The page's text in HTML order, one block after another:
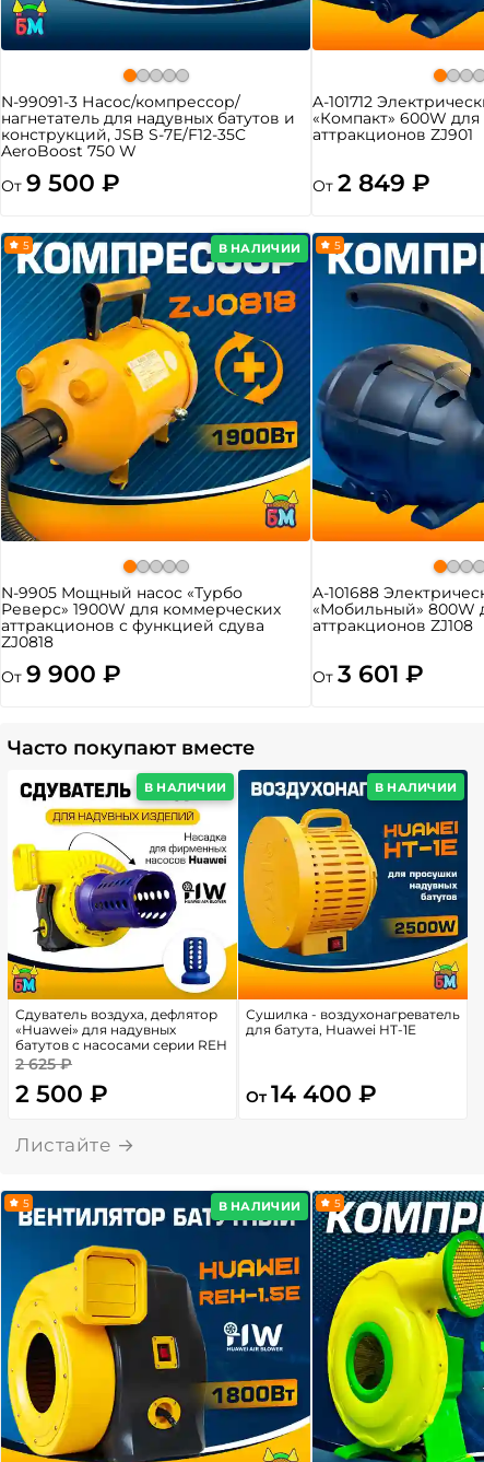
N-99091-3 Насос/компрессор/
нагнетатель для надувных батутов и
конструкций, JSB S-7E/F12-35C
AeroBoost 750 W
От 9 500 ₽
A-101712
«Компакт» 600W
аттракционов ZJ901
От 2 849 ₽
В НАЛИЧИИ
5
N-9905 Мощный насос «Турбо
Реверс» 1900W для коммерческих
аттракционов с функцией сдува
ZJ0818
От 9 900 ₽
5
A-101688
«Мобильный» 800W
аттракционов ZJ108
От 3 601 ₽
Часто покупают вместе
В НАЛИЧИИ
Сдуватель воздуха, дефлятор
«Huawei» для надувных
батутов с насосами серии REH
2 625 ₽
2 500 ₽
В НАЛИЧИИ
Сушилка - воздухонагреватель
для батута, Huawei HT-1E
От 14 400 ₽
В НАЛИЧИИ
5 5